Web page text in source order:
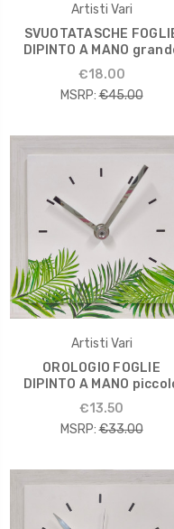
Artisti Vari
SVUOTATASCHE
DIPINTO A MANO
€18.00
MSRP: €45.00
Artisti Vari
OROLOGIO FOGLIE
DIPINTO A MANO
€13.50
MSRP: €33.00